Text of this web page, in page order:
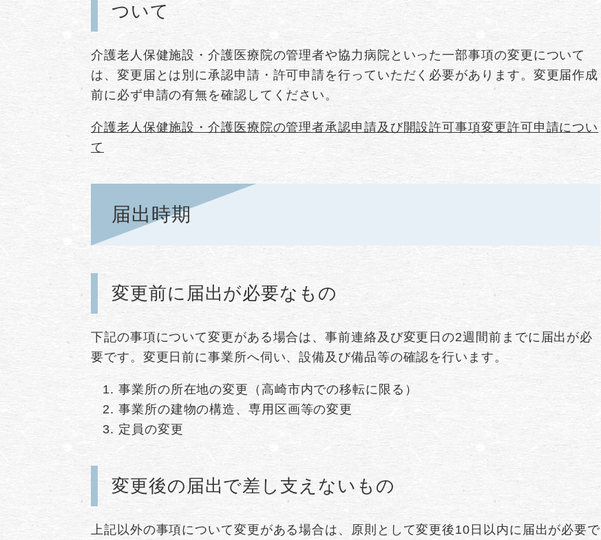
ついて
介護老人保健施設・介護医療院の管理者や協力病院といった一部事項の変更について
は、変更届とは別に承認申請・許可申請を行っていただく必要があります。変更届作成
前に必ず申請の有無を確認してください。
介護老人保健施設・介護医療院の管理者承認申請及び開設許可事項変更許可申請につい
て
届出時期
変更前に届出が必要なもの
下記の事項について変更がある場合は、事前連絡及び変更日の2週間前までに届出が必
要です。変更日前に事業所へ伺い、設備及び備品等の確認を行います。
事業所の所在地の変更（高崎市内での移転に限る）
事業所の建物の構造、専用区画等の変更
定員の変更
変更後の届出で差し支えないもの
上記以外の事項について変更がある場合は、原則として変更後10日以内に届出が必要で